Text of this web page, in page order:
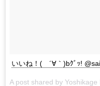
いいね！( ´∀｀)bｸﾞｯ!
A post shared by Yoshikage